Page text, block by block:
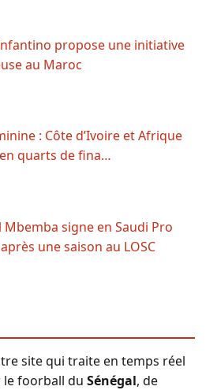
propose une initiative
au Maroc
: Côte d’Ivoire et Afrique
quarts de fina…
Mbemba signe en Saudi Pro
une saison au LOSC
site qui traite en temps réel
foorball du Sénégal, de